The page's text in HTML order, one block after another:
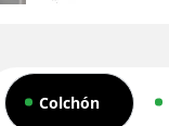
Colchón